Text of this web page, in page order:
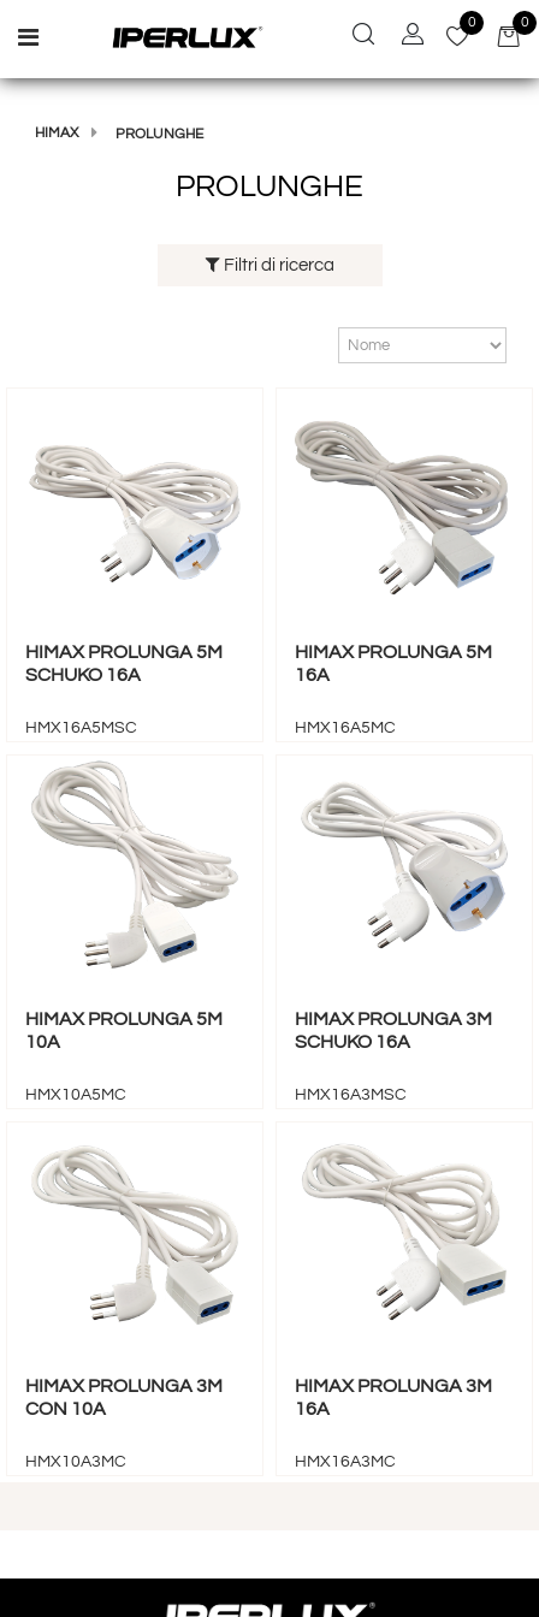
Open menu
0 0
HIMAX PROLUNGHE
PROLUNGHE
Filtri di ricerca
HIMAX PROLUNGA 5M
SCHUKO 16A
HMX16A5MSC
HIMAX PROLUNGA 5M
16A
HMX16A5MC
HIMAX PROLUNGA 5M
10A
HMX10A5MC
HIMAX PROLUNGA 3M
SCHUKO 16A
HMX16A3MSC
HIMAX PROLUNGA 3M
CON 10A
HMX10A3MC
HIMAX PROLUNGA 3M
16A
HMX16A3MC